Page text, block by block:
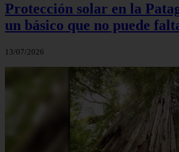
Protección solar en la
un básico que no puede
13/07/2026